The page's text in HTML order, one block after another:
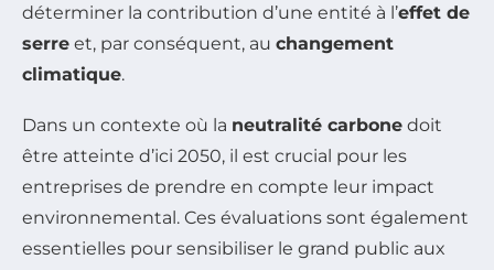
déterminer la contribution d’une entité à l’effet de
serre et, par conséquent, au changement
climatique.
Dans un contexte où la neutralité carbone doit
être atteinte d’ici 2050, il est crucial pour les
entreprises de prendre en compte leur impact
environnemental. Ces évaluations sont également
essentielles pour sensibiliser le grand public aux